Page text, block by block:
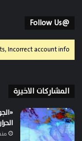
@Follow Us
Incorrect account info.
المشاركات الاخيرة
منذ 10